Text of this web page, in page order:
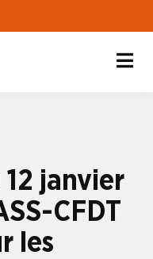
janvier
CFDT
les